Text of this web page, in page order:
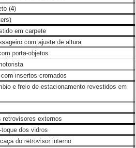
(4)
em carpete
com ajuste de altura
porta-objetos
insertos cromados
e freio de estacionamento revestidos em
retrovisores externos
dos vidros
do retrovisor interno